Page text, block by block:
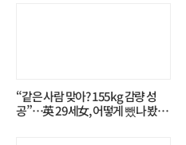
“같은 사람 맞아? 155kg 감량 성
공”…英 29세女, 어떻게 뺐나 봤더